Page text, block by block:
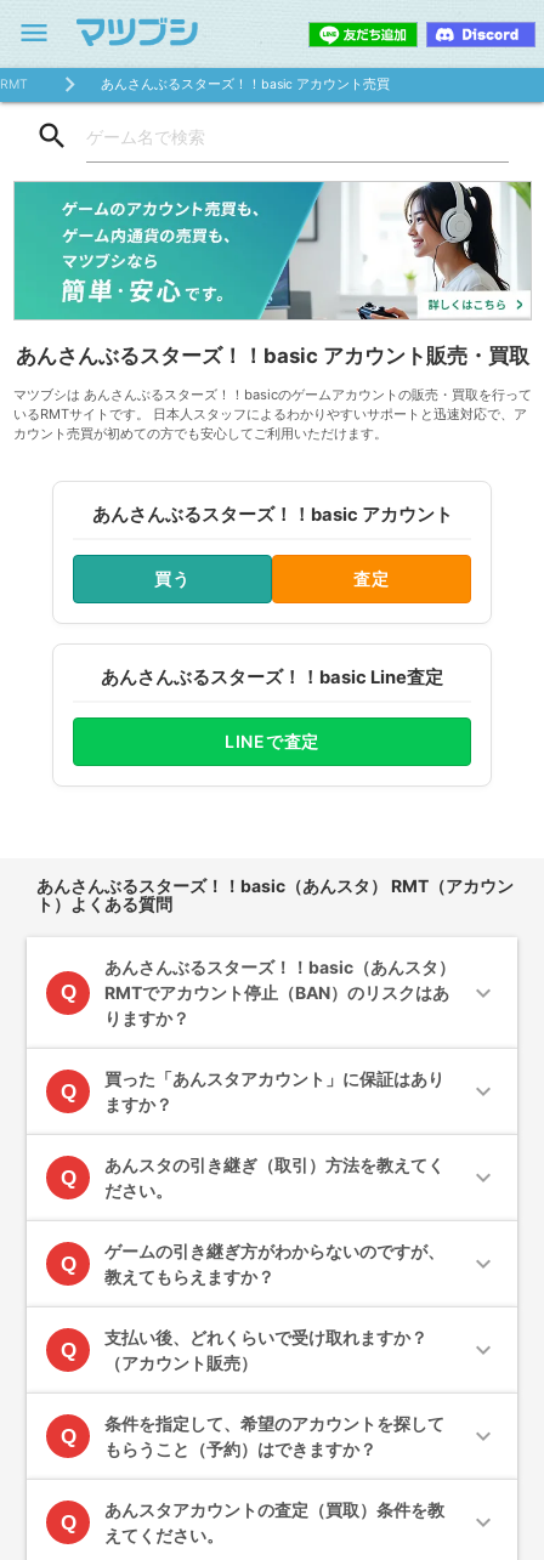
menu
RMT あんさんぶるスターズ！！basic アカウント売買
search
あんさんぶるスターズ！！basic アカウント販売・買取
マツブシは あんさんぶるスターズ！！basicのゲームアカウントの販売・買取を行って
いるRMTサイトです。 日本人スタッフによるわかりやすいサポートと迅速対応で、ア
カウント売買が初めての方でも安心してご利用いただけます。
あんさんぶるスターズ！！basic アカウント
買う 査定
あんさんぶるスターズ！！basic Line査定
LINEで査定
あんさんぶるスターズ！！basic（あんスタ） RMT（アカウン
ト）よくある質問
Q
あんさんぶるスターズ！！basic（あんスタ）
RMTでアカウント停止（BAN）のリスクはあ
りますか？
expand_more
Q
買った「あんスタアカウント」に保証はあり
ますか？
expand_more
Q
あんスタの引き継ぎ（取引）方法を教えてく
ださい。
expand_more
Q
ゲームの引き継ぎ方がわからないのですが、
教えてもらえますか？
expand_more
Q
支払い後、どれくらいで受け取れますか？
（アカウント販売）
expand_more
Q
条件を指定して、希望のアカウントを探して
もらうこと（予約）はできますか？
expand_more
Q
あんスタアカウントの査定（買取）条件を教
えてください。
expand_more